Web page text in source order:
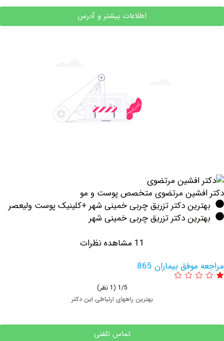
اطلاعات بیشتر و آدرس
مرتضوی متخصص پوست و مو
دکتر تزریق چربی خمینی شهر +کلینیک پوست ولیعصر
دکتر تزریق چربی خمینی شهر
بیماران 865
بهترین راههای ارتباطی این دکتر
تماس تلفنی